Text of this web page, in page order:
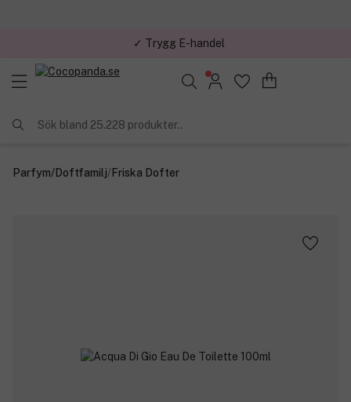
✓ Trygg E-handel
Sök bland 25.228 produkter..
Parfym/Doftfamilj/Friska Dofter